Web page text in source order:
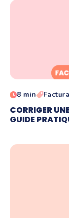
8 min
CORRIGER
GUIDE